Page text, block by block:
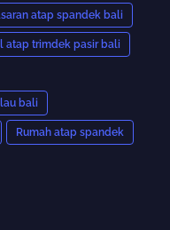
atap spandek bali
atap trimdek pasir bali
bali
Rumah atap spandek